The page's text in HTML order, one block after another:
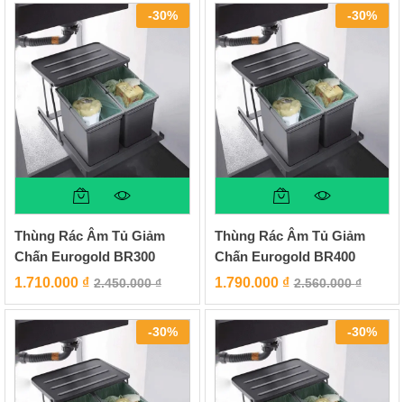
-30%
Thùng Rác Âm Tủ Giảm
Chấn Eurogold BR300
1.710.000 ₫ 2.450.000₫
-30%
Thùng Rác Âm Tủ Giảm
Chấn Eurogold BR400
1.790.000 ₫ 2.560.000₫
-30% -30%